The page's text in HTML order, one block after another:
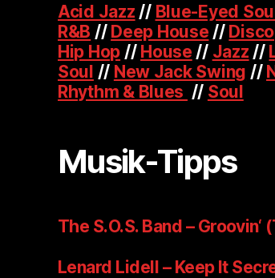
Acid Jazz // Blue-Eyed
R&B // Deep House // Disco
Hip Hop // House // Jazz //
Soul // New Jack Swing //
Rhythm & Blues // Soul
Musik-Tipps
The S.O.S. Band – Groovin‘
Lenard Lidell – Keep It